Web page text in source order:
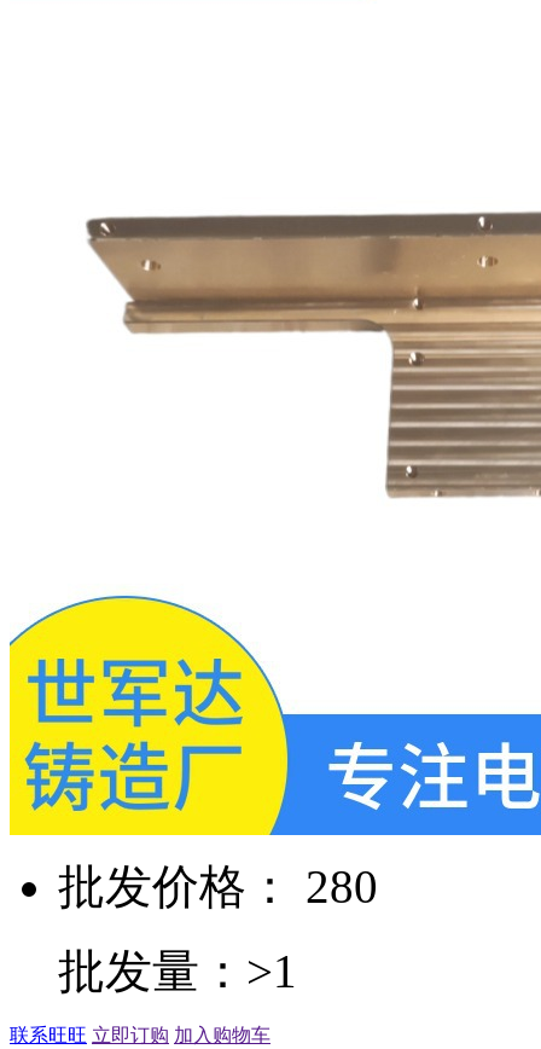
批发价格： 280
批发量：>1
联系旺旺 立即订购 加入购物车